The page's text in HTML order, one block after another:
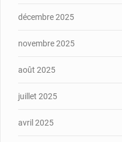
décembre 2025
novembre 2025
août 2025
juillet 2025
avril 2025